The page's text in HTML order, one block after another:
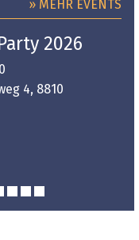
» MEHR EVENTS
2026
4, 8810